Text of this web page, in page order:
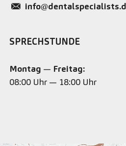
SPRECHSTUNDE
Montag — Freitag:
08:00 Uhr — 18:00 Uhr